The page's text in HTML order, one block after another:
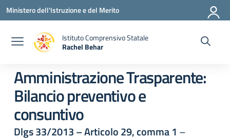
Vai ai contenuti
Vai al menu di navigazione
Vai al footer
Ministero dell'Istruzione e del Merito
Istituto Comprensivo Statale
Rachel Behar
Amministrazione Trasparente:
Bilancio preventivo e
consuntivo
Dlgs 33/2013 – Articolo 29, comma 1 –